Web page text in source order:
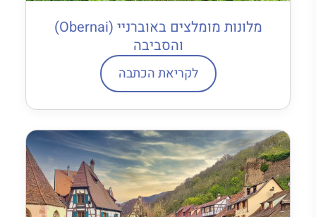
מלונות מומלצים באוברניי (Obernai)
והסביבה
לקריאת הכתבה